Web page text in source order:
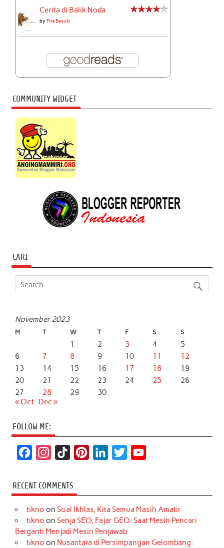
Cerita di Balik Noda
byFira Basuki
COMMUNITY WIDGET
CARI
November 2023
M T W T F S S
1 2 3 4
5
6
7 8 9 10 11
12
13
14 15 16 17 18
19
20
21 22 23 24 25
26
27
28 29
30
« Oct Dec »
FOLLOW ME:
c
e
b
o
s
t
a
r
k
T
o
k
t
e
r
e
k
e
d
I
t
t
r
T
u
e
RECENT COMMENTS
tikno on Soal Ikhlas, Kita Semua Masih Amatir
tikno on Senja SEO, Fajar GEO: Saat Mesin Pencari
Berganti Menjadi Mesin Penjawab
tikno on Nusantara di Persimpangan Gelombang: